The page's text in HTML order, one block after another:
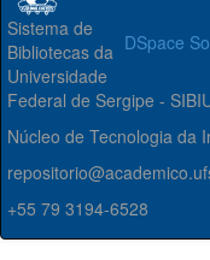
DSpace
Sistema de
Bibliotecas da
Universidade
Federal de Sergipe -
Núcleo de Tecnologia da
+55 79 3194-6528